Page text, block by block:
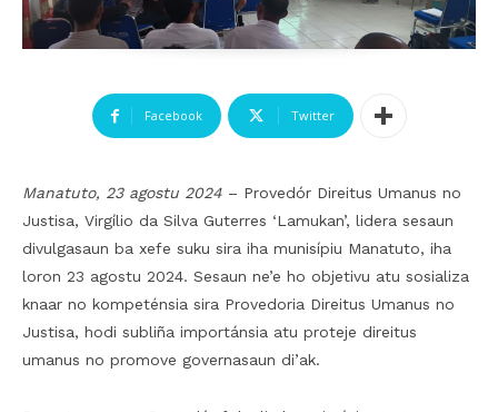
Facebook Twitter
Manatuto, 23 agostu 2024 – Provedór Direitus Umanus no
Justisa, Virgílio da Silva Guterres ‘Lamukan’, lidera sesaun
divulgasaun ba xefe suku sira iha munisípiu Manatuto, iha
loron 23 agostu 2024. Sesaun ne’e ho objetivu atu sosializa
knaar no kompeténsia sira Provedoria Direitus Umanus no
Justisa, hodi subliña importánsia atu proteje direitus
umanus no promove governasaun di’ak.